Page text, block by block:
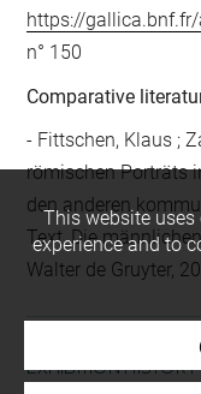
https://
n° 150
Comparative
- Fittschen, Klaus ;
römischen Porträts
den anderen
Text, Die
Walter de Gruyter,
EXHIBITION HISTORY
This website
experience and to